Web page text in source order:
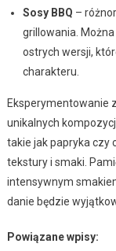
Sosy BBQ –
grillowania.
ostrych wersji,
charakteru.
Eksperymentowanie
unikalnych
takie jak papryka czy
tekstury i smaki.
intensywnym
danie będzie
Powiązane wpisy: